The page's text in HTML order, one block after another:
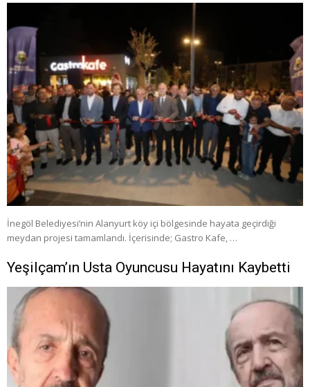
İnegöl Belediyesi’nin Alanyurt köy içi bölgesinde hayata geçirdiği
meydan projesi tamamlandı. İçerisinde; Gastro Kafe, …
Yeşilçam’ın Usta Oyuncusu Hayatını Kaybetti